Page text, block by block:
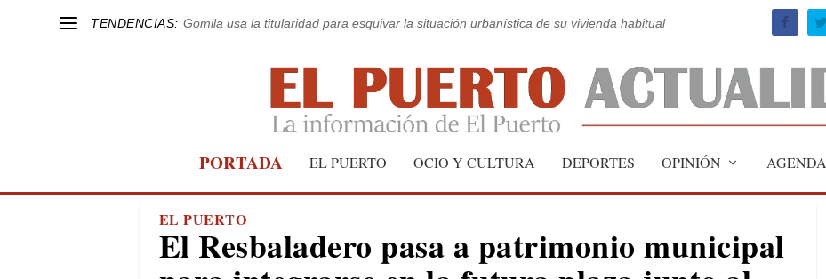
TENDENCIAS: Gomila usa la titularidad para esquivar la situación urbanística de su vivienda habitual
PORTADA EL PUERTO OCIO Y CULTURA DEPORTES OPINIÓN AGENDA
EL PUERTO
El Resbaladero pasa a patrimonio municipal